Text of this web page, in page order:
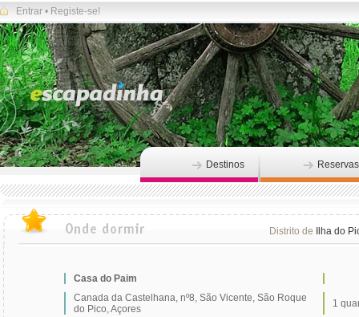
Entrar • Registe-se!
Destinos Reservas
Distrito de Ilha do
Casa do Paim
Canada da Castelhana, nº8, São Vicente, São Roque
do Pico, Açores
1